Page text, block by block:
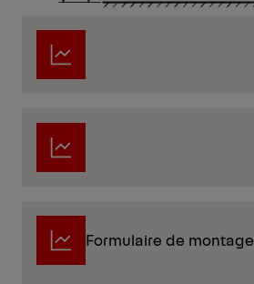
Formulaire de montage